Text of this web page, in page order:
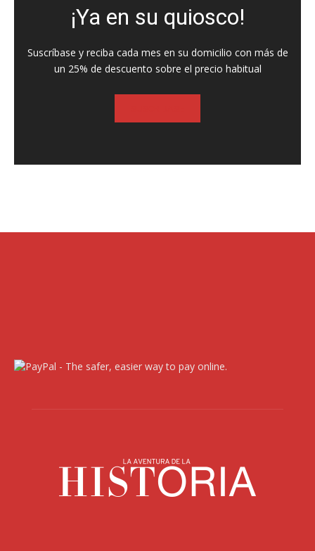
¡Ya en su quiosco!
Suscríbase y reciba cada mes en su domicilio con más de
un 25% de descuento sobre el precio habitual